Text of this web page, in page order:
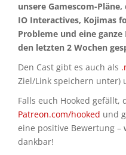
unsere Gamescom-
IO Interactives, Kojimas
Probleme und eine
den letzten 2 Wochen
Den Cast gibt es auch als
Ziel/Link speichern unter)
Falls euch Hooked
Patreon.com/hooked und
eine positive Bewertung
dankbar!